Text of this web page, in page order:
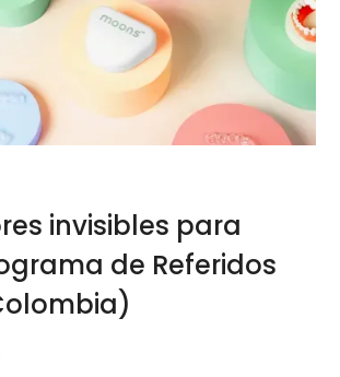
invisibles para
de Referidos